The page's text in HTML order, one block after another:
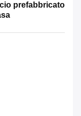
prefabbricato